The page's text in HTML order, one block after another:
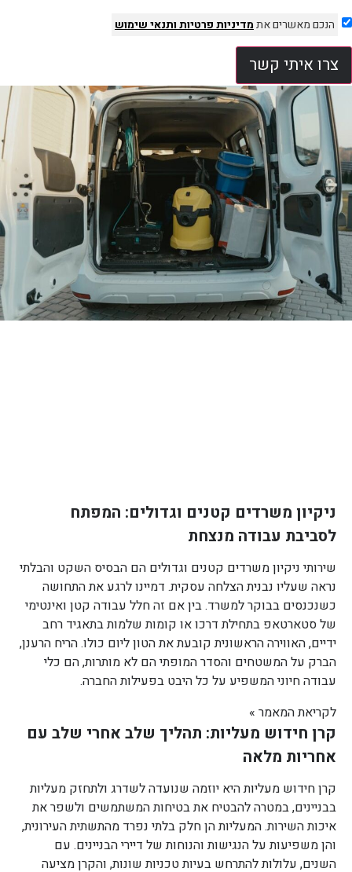
הנכם מאשרים אתמדיניות פרטיותותנאי שימוש
צרו איתי קשר
ניקיון משרדים קטנים וגדולים: המפתח
לסביבת עבודה מנצחת
שירותי ניקיון משרדים קטנים וגדולים הם הבסיס השקט והבלתי
נראה שעליו נבנית הצלחה עסקית. דמיינו לרגע את התחושה
כשנכנסים בבוקר למשרד. בין אם זה חלל עבודה קטן ואינטימי
של סטארטאפ בתחילת דרכו או קומות שלמות בתאגיד רחב
ידיים, האווירה הראשונית קובעת את הטון ליום כולו. הריח הרענן,
הברק על המשטחים והסדר המופתי הם לא מותרות, הם כלי
עבודה חיוני המשפיע על כל היבט בפעילות החברה.
לקריאת המאמר »
קרן חידוש מעליות: תהליך שלב אחרי שלב עם
אחריות מלאה
קרן חידוש מעליות היא יוזמה שנועדה לשדרג ולתחזק מעליות
בבניינים, במטרה להבטיח את בטיחות המשתמשים ולשפר את
איכות השירות. המעליות הן חלק בלתי נפרד מהתשתית העירונית,
והן משפיעות על הנגישות והנוחות של דיירי הבניינים. עם
השנים, עלולות להתרחש בעיות טכניות שונות, והקרן מציעה